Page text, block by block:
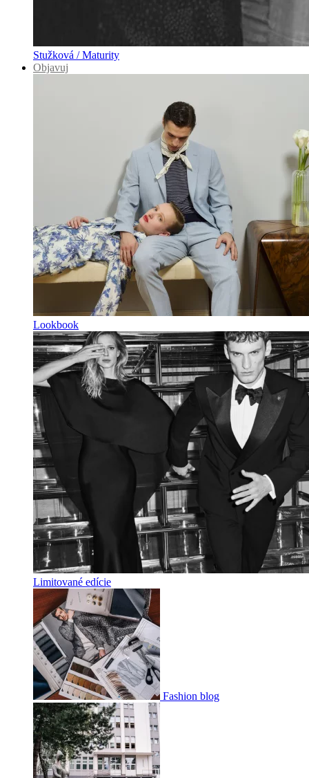
Stužková / Maturity
Objavuj
Lookbook
Limitované edície
Fashion blog